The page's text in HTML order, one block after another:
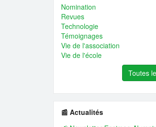
Nomination
Revues
Technologie
Témoignages
Vie de l'association
Vie de l'école
Toutes
📰 Actualités